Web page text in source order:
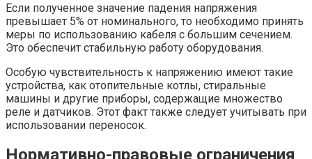
Если полученное значение падения напряжения
превышает 5% от номинального, то необходимо принять
меры по использованию кабеля с большим сечением.
Это обеспечит стабильную работу оборудования.
Особую чувствительность к напряжению имеют такие
устройства, как отопительные котлы, стиральные
машины и другие приборы, содержащие множество
реле и датчиков. Этот факт также следует учитывать при
использовании переносок.